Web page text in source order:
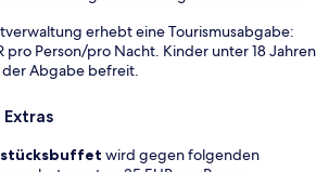
erhebt eine Tourismusabgabe:
pro Person/pro Nacht. Kinder unter 18 Jahren
der Abgabe befreit.
wird gegen folgenden